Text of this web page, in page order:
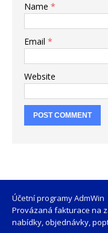
Name *
Email *
Website
Účetní programy AdmWin
Provázaná fakturace na
nabídky, objednávky,